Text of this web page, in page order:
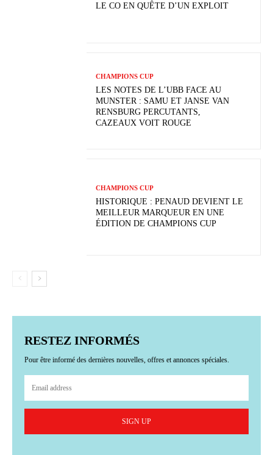
LE CO EN QUÊTE D’UN EXPLOIT
CHAMPIONS CUP
LES NOTES DE L’UBB FACE AU
MUNSTER : SAMU ET JANSE VAN
RENSBURG PERCUTANTS,
CAZEAUX VOIT ROUGE
CHAMPIONS CUP
HISTORIQUE : PENAUD DEVIENT LE
MEILLEUR MARQUEUR EN UNE
ÉDITION DE CHAMPIONS CUP
RESTEZ INFORMÉS
Pour être informé des dernières nouvelles, offres et annonces spéciales.
SIGN UP